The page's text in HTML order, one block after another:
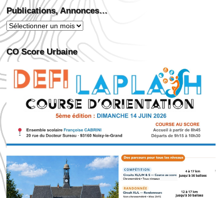
Publications, Annonces…
Publications,
Annonces…
CO Score Urbaine